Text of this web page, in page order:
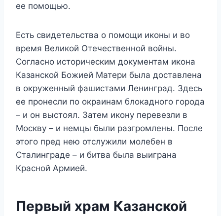
ее помощью.
Есть свидетельства о помощи иконы и во
время Великой Отечественной войны.
Согласно историческим документам икона
Казанской Божией Матери была доставлена
в окруженный фашистами Ленинград. Здесь
ее пронесли по окраинам блокадного города
– и он выстоял. Затем икону перевезли в
Москву – и немцы были разгромлены. После
этого пред нею отслужили молебен в
Сталинграде – и битва была выиграна
Красной Армией.
Первый храм Казанской